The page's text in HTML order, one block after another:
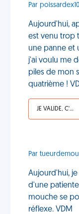
Par
Aujourd'hui,
est venu trop
une panne et
j'ai voulu me
piles de mon
quatrième !
JE VALIDE, C'EST UNE VDM
Par
Aujourd'hui,
d'une
mouche se
réflexe. VDM